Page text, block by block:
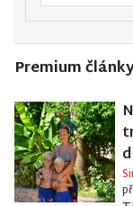
Premium